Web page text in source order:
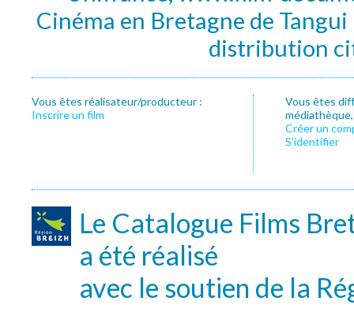
Cinéma en Bretagne de
distribution
Vous êtes réalisateur/producteur :
Inscrire un film
Vous êtes
Créer un
S’identifier
Le Catalogue Films
a été réalisé
avec le soutien de la